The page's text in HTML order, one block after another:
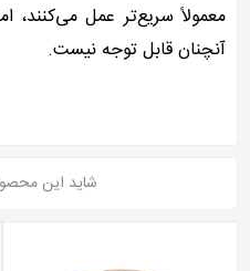
معمولاً سریع‌تر عمل می‌کنند،
آنچنان قابل توجه نیست.
شاید این